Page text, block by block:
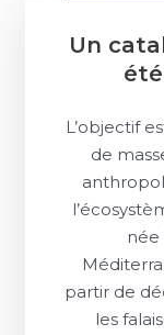
Un
L’objectif
de
née
partir de
les